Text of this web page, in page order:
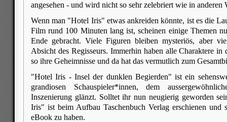
angesehen - und wird nicht so sehr zelebriert wie in anderen
Wenn man "Hotel Iris" etwas ankreiden könnte, ist es die
Film rund 100 Minuten lang ist, scheinen einige Themen
Ende gebracht. Viele Figuren bleiben mysteriös, aber
Absicht des Regisseurs. Immerhin haben alle Charaktere
so ihre Geheimnisse und da hat das vermutlich zum
"Hotel Iris - Insel der dunklen Begierden" ist ein
grandiosen Schauspieler*innen, dem
Inszenierung glänzt. Solltet ihr nun neugierig geworden
Iris" ist beim Aufbau Taschenbuch Verlag erschienen und
eBook zu haben.